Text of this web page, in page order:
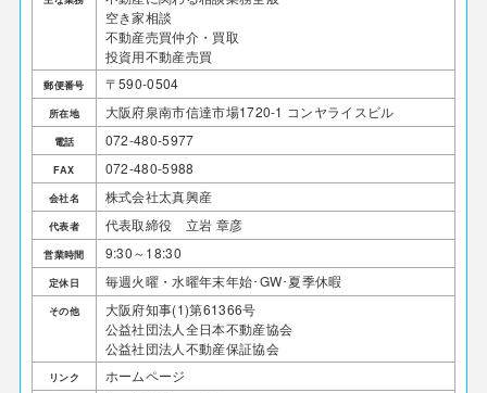
空き家相談
不動産売買仲介・買取
投資用不動産売買
郵便番号 〒590-0504
所在地 大阪府泉南市信達市場1720-1 コンヤライスビル
電話 072-480-5977
FAX 072-480-5988
会社名 株式会社太真興産
代表者 代表取締役 立岩 章彦
営業時間 9:30～18:30
定休日 毎週火曜・水曜年末年始･GW･夏季休暇
その他
大阪府知事(1)第61366号
公益社団法人全日本不動産協会
公益社団法人不動産保証協会
リンク ホームページ